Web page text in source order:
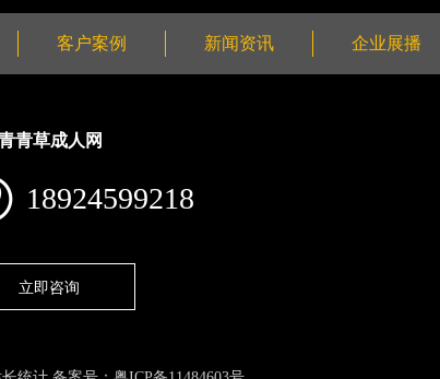
客户案例 新闻资讯 企业展播
青草成人网
18924599218
立即咨询